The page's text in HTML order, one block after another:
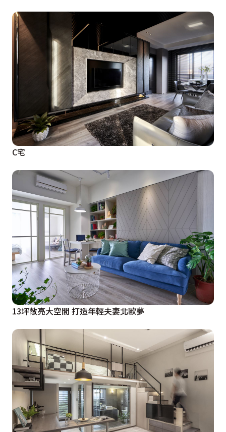
C宅
13坪敞亮大空間 打造年輕夫妻北歐夢